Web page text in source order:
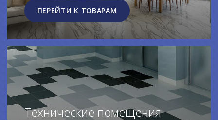
ПЕРЕЙТИ К ТОВАРАМ
Технические помещения